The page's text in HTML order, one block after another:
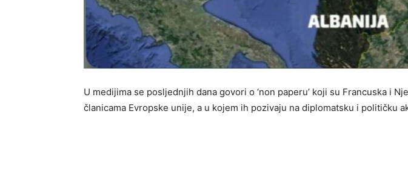
U medijima se posljednjih dana govori o ‘non paperu’ koji su Francuska i
članicama Evropske unije, a u kojem ih pozivaju na diplomatsku i političku